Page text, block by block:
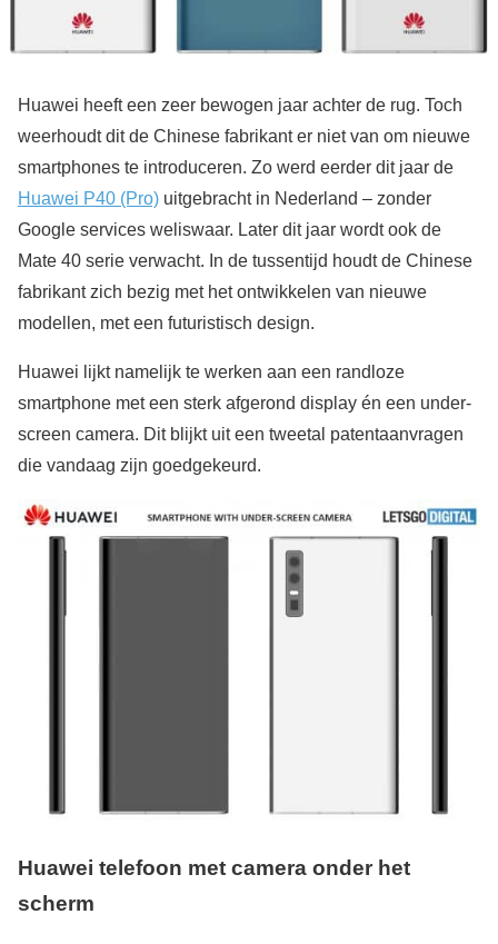
Huawei heeft een zeer bewogen jaar achter de rug. Toch
weerhoudt dit de Chinese fabrikant er niet van om nieuwe
smartphones te introduceren. Zo werd eerder dit jaar de
Huawei P40 (Pro) uitgebracht in Nederland – zonder
Google services weliswaar. Later dit jaar wordt ook de
Mate 40 serie verwacht. In de tussentijd houdt de Chinese
fabrikant zich bezig met het ontwikkelen van nieuwe
modellen, met een futuristisch design.
Huawei lijkt namelijk te werken aan een randloze
smartphone met een sterk afgerond display én een under-
screen camera. Dit blijkt uit een tweetal patentaanvragen
die vandaag zijn goedgekeurd.
Huawei telefoon met camera onder het
scherm